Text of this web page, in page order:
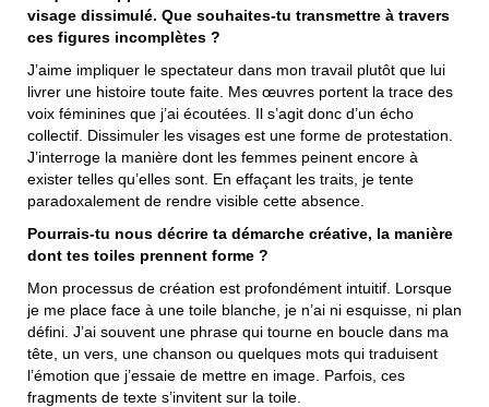
visage dissimulé. Que souhaites-tu transmettre à travers
ces figures incomplètes ?
J’aime impliquer le spectateur dans mon travail plutôt que lui
livrer une histoire toute faite. Mes œuvres portent la trace des
voix féminines que j’ai écoutées. Il s’agit donc d’un écho
collectif. Dissimuler les visages est une forme de protestation.
J’interroge la manière dont les femmes peinent encore à
exister telles qu’elles sont. En effaçant les traits, je tente
paradoxalement de rendre visible cette absence.
Pourrais-tu nous décrire ta démarche créative, la manière
dont tes toiles prennent forme ?
Mon processus de création est profondément intuitif. Lorsque
je me place face à une toile blanche, je n’ai ni esquisse, ni plan
défini. J’ai souvent une phrase qui tourne en boucle dans ma
tête, un vers, une chanson ou quelques mots qui traduisent
l’émotion que j’essaie de mettre en image. Parfois, ces
fragments de texte s’invitent sur la toile.